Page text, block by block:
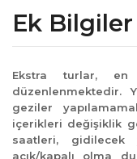
Ek Bilgiler
Ekstra turlar,
düzenlenmektedir.
geziler
içerikleri değişiklik
saatleri, gidilecek
açık/kapalı olma